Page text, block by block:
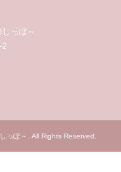
っぽ～
2
っぽ～ . All Rights Reserved.